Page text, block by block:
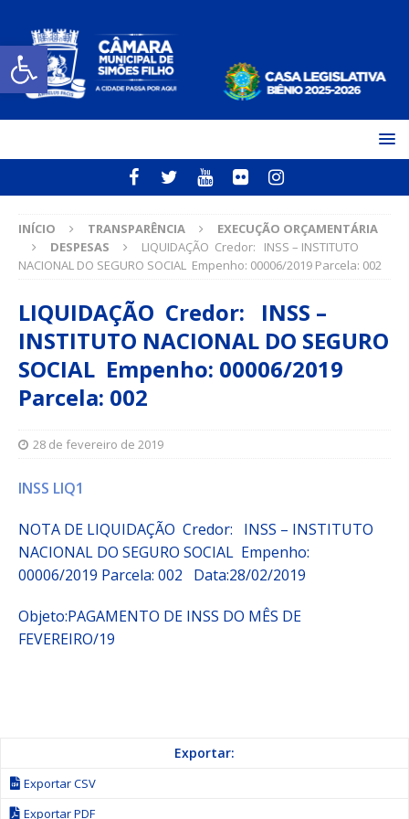
Open toolbar
INÍCIO TRANSPARÊNCIA
EXECUÇÃO ORÇAMENTÁRIA
DESPESAS
LIQUIDAÇÃO Credor: INSS – INSTITUTO
NACIONAL DO SEGURO SOCIAL Empenho: 00006/2019 Parcela: 002
LIQUIDAÇÃO Credor: INSS –
INSTITUTO NACIONAL DO SEGURO
SOCIAL Empenho: 00006/2019
Parcela: 002
28 de fevereiro de 2019
INSS LIQ1
NOTA DE LIQUIDAÇÃO Credor: INSS – INSTITUTO
NACIONAL DO SEGURO SOCIAL Empenho:
00006/2019 Parcela: 002 Data:28/02/2019
Objeto:PAGAMENTO DE INSS DO MÊS DE
FEVEREIRO/19
Exportar:
Exportar CSV
Exportar PDF